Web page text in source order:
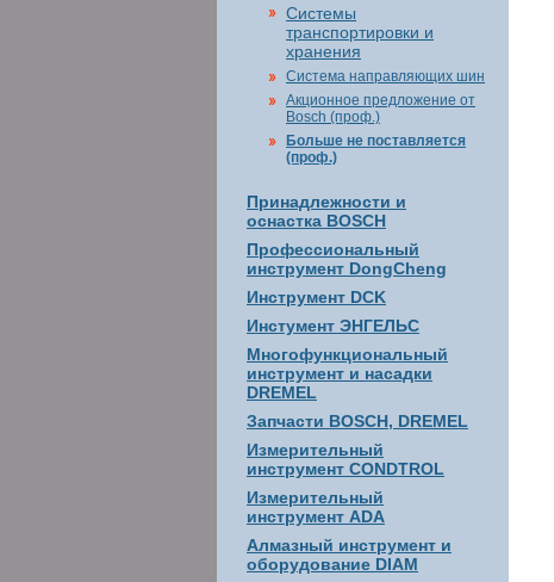
Системы
транспортировки и
хранения
Система направляющих шин
Акционное предложение от
Bosch (проф.)
Больше не поставляется
(проф.)
Принадлежности и
оснастка BOSCH
Профессиональный
инструмент DongCheng
Инструмент DCK
Инстумент ЭНГЕЛЬС
Многофункциональный
инструмент и насадки
DREMEL
Запчасти BOSCH, DREMEL
Измерительный
инструмент CONDTROL
Измерительный
инструмент ADA
Алмазный инструмент и
оборудование DIAM